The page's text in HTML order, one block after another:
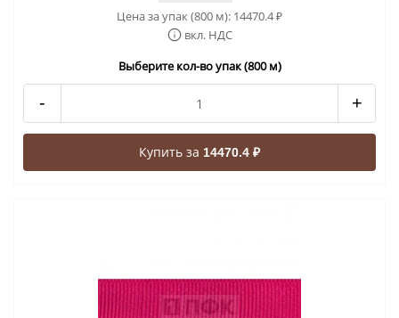
Цена за упак (800 м): 14470.4₽
вкл. НДС
Выберите кол-во упак (800 м)
- +
Купить за 14470.4 ₽